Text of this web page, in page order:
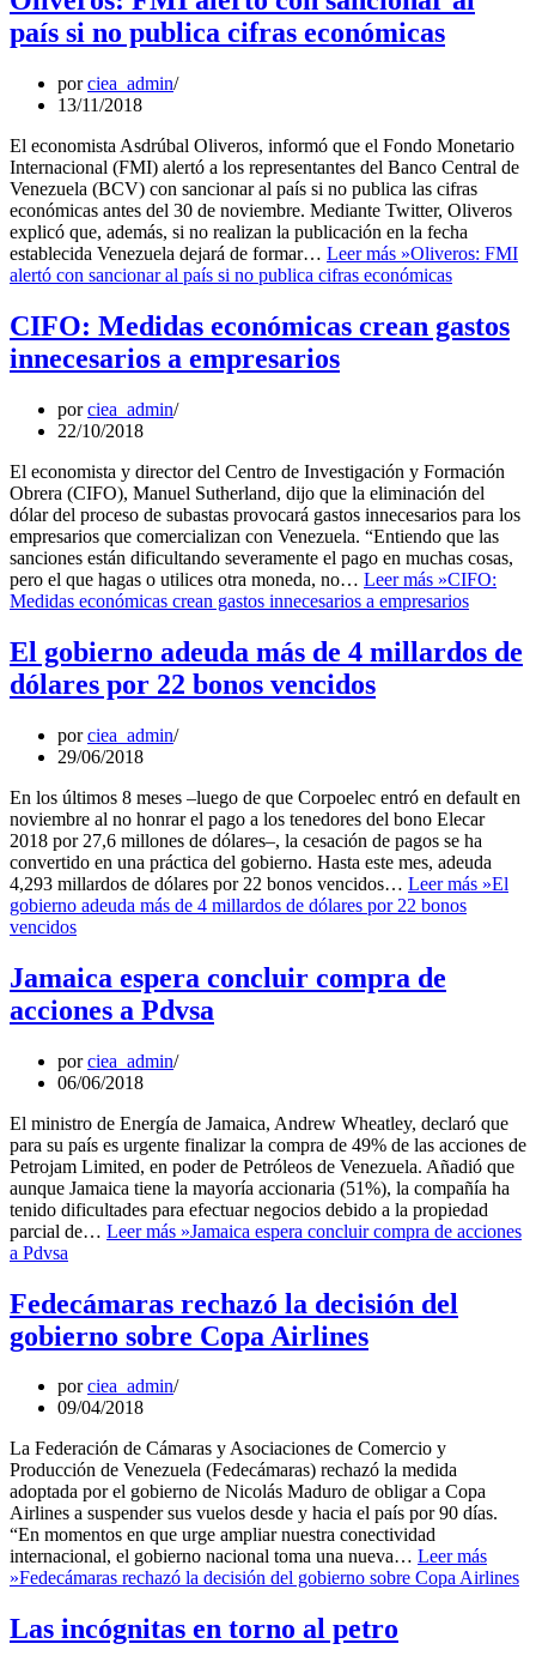
país si no publica cifras económicas
porciea_admin
13/11/2018
El economista Asdrúbal Oliveros, informó que el Fondo Monetario
Internacional (FMI) alertó a los representantes del Banco Central de
Venezuela (BCV) con sancionar al país si no publica las cifras
económicas antes del 30 de noviembre. Mediante Twitter, Oliveros
explicó que, además, si no realizan la publicación en la fecha
establecida Venezuela dejará de formar… Leer más »Oliveros: FMI
alertó con sancionar al país si no publica cifras económicas
CIFO: Medidas económicas crean gastos
innecesarios a empresarios
porciea_admin
22/10/2018
El economista y director del Centro de Investigación y Formación
Obrera (CIFO), Manuel Sutherland, dijo que la eliminación del
dólar del proceso de subastas provocará gastos innecesarios para los
empresarios que comercializan con Venezuela. “Entiendo que las
sanciones están dificultando severamente el pago en muchas cosas,
pero el que hagas o utilices otra moneda, no… Leer más »CIFO:
Medidas económicas crean gastos innecesarios a empresarios
El gobierno adeuda más de 4 millardos de
dólares por 22 bonos vencidos
porciea_admin
29/06/2018
En los últimos 8 meses –luego de que Corpoelec entró en default en
noviembre al no honrar el pago a los tenedores del bono Elecar
2018 por 27,6 millones de dólares–, la cesación de pagos se ha
convertido en una práctica del gobierno. Hasta este mes, adeuda
4,293 millardos de dólares por 22 bonos vencidos… Leer más »El
gobierno adeuda más de 4 millardos de dólares por 22 bonos
vencidos
Jamaica espera concluir compra de
acciones a Pdvsa
porciea_admin
06/06/2018
El ministro de Energía de Jamaica, Andrew Wheatley, declaró que
para su país es urgente finalizar la compra de 49% de las acciones de
Petrojam Limited, en poder de Petróleos de Venezuela. Añadió que
aunque Jamaica tiene la mayoría accionaria (51%), la compañía ha
tenido dificultades para efectuar negocios debido a la propiedad
parcial de… Leer más »Jamaica espera concluir compra de acciones
a Pdvsa
Fedecámaras rechazó la decisión del
gobierno sobre Copa Airlines
porciea_admin
09/04/2018
La Federación de Cámaras y Asociaciones de Comercio y
Producción de Venezuela (Fedecámaras) rechazó la medida
adoptada por el gobierno de Nicolás Maduro de obligar a Copa
Airlines a suspender sus vuelos desde y hacia el país por 90 días.
“En momentos en que urge ampliar nuestra conectividad
internacional, el gobierno nacional toma una nueva… Leer más
»Fedecámaras rechazó la decisión del gobierno sobre Copa Airlines
Las incógnitas en torno al petro